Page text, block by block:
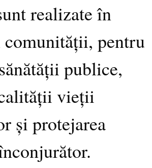
realizate în
pentru
publice,
vieții
și protejarea